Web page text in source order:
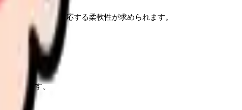
や緊急搬送に対応する柔軟性が求められます。
理します。